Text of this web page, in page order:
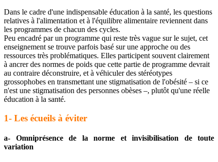
Dans le cadre d'une indispensable éducation à la santé, les questions
relatives à l'alimentation et à l'équilibre alimentaire reviennent dans
les programmes de chacun des cycles.
Peu encadré par un programme qui reste très vague sur le sujet, cet
enseignement se trouve parfois basé sur une approche ou des
ressources très problématiques. Elles participent souvent clairement
à ancrer des normes de poids que cette partie de programme devrait
au contraire déconstruire, et à véhiculer des stéréotypes
grossophobes en transmettant une stigmatisation de l'obésité – si ce
n'est une stigmatisation des personnes obèses –, plutôt qu'une réelle
éducation à la santé.
1- Les écueils à éviter
a- Omniprésence de la norme et invisibilisation de toute
variation